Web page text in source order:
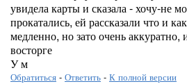
увидела карты и сказала - хочу-не
прокатались, ей рассказали что и
медленно, но зато очень аккуратно,
восторге
У м
Обратиться - Ответить - К полной версии